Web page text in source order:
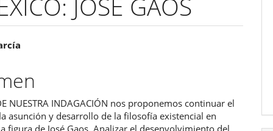
NUESTRA INDAGACIÓN nos proponemos continuar el
asunción y desarrollo de la filosofía existencial en
figura de José Gaos. Analizar el desenvolvimiento del